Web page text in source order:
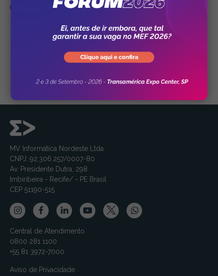
operacionais na instituição
MV Informática Nordeste Ltda
CNPJ: 92.306.257/0007-80
Av. Presidente Dutra, 298
Imbiribeira - Recife/ - PE Brasil
CEP 51190-515
Central de Atendimento
0800 281 1100
+55 81 3972-7000
Aviso de Privacidade